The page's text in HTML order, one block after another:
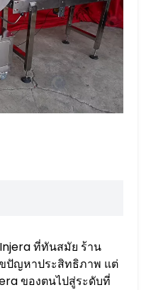
ที่ทันสมัย ร้าน
ปัญหาประสิทธิภาพ แต่
ของตนไปสู่ระดับที่